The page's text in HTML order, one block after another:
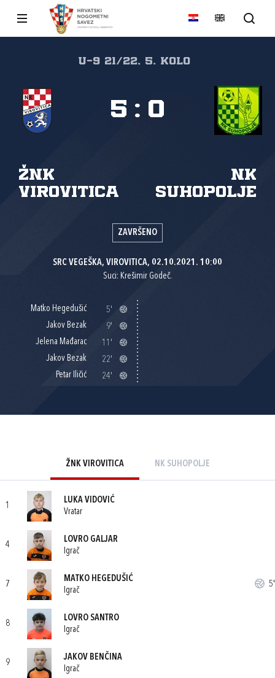
U-9 21/22, 5. kolo
ŽNK
Virovitica
NK
Suhopolje
5 : 0
ZAVRŠENO
SRC VEGEŠKA, VIROVITICA, 02.10.2021. 10:00
Suci: Krešimir Godeč.
Matko Hegedušić
5'
Jakov Bezak
9'
Jelena Mađarac
11'
Jakov Bezak
22'
Petar Iličić
24'
ŽNK VIROVITICA NK SUHOPOLJE
1
LUKA VIDOVIĆ
Vratar
4
LOVRO GALJAR
Igrač
7
MATKO HEGEDUŠIĆ
Igrač
5'
8
LOVRO SANTRO
Igrač
9
JAKOV BENČINA
Igrač